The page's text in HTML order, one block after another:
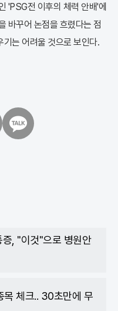
'PSG전 이후의 체력 안배'에
바꾸어 논점을 흐렸다는 점
는 어려울 것으로 보인다.
, "이것"으로 병원안
목 체크.. 30초만에 무